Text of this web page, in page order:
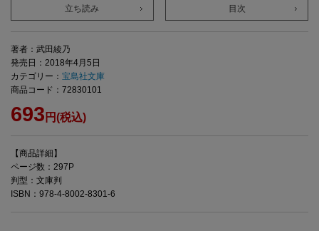
立ち読み 目次
著者：武田綾乃
発売日：2018年4月5日
カテゴリー： 宝島社文庫
商品コード：72830101
693 円(税込)
【商品詳細】
ページ数：297P
判型：文庫判
ISBN：978-4-8002-8301-6